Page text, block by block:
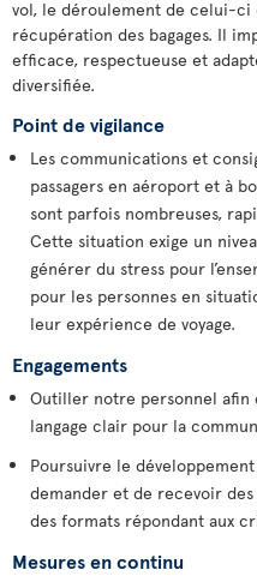
vol, le déroulement de celui-ci
récupération des bagages. Il
efficace, respectueuse et
diversifiée.
Point de vigilance
Les communications et
passagers en aéroport et à
sont parfois nombreuses,
Cette situation exige un
générer du stress pour
pour les personnes en
leur expérience de voyage.
Engagements
Outiller notre personnel afin
langage clair pour la
Poursuivre le
demander et de recevoir
des formats répondant aux
Mesures en continu